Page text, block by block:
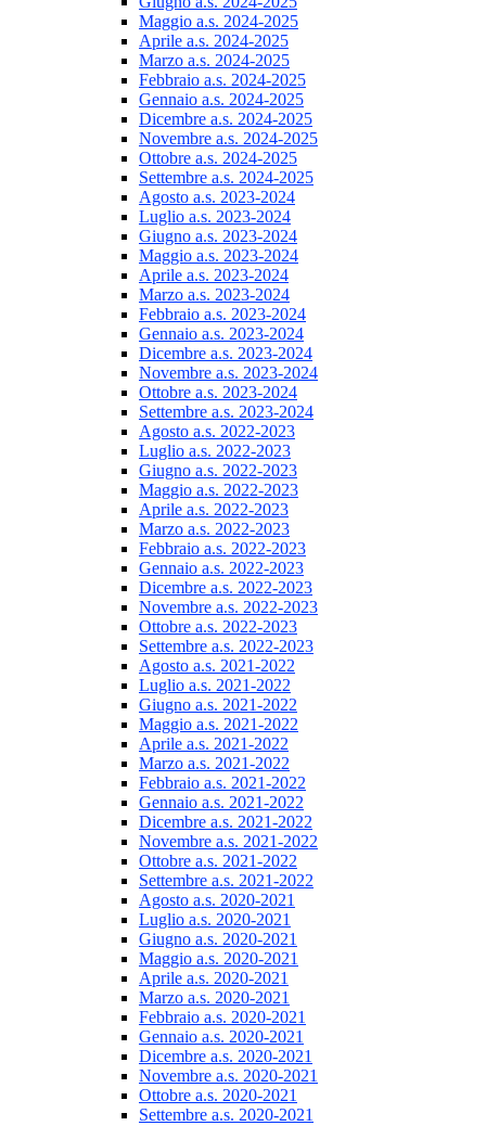
Maggio a.s. 2024-2025
Aprile a.s. 2024-2025
Marzo a.s. 2024-2025
Febbraio a.s. 2024-2025
Gennaio a.s. 2024-2025
Dicembre a.s. 2024-2025
Novembre a.s. 2024-2025
Ottobre a.s. 2024-2025
Settembre a.s. 2024-2025
Agosto a.s. 2023-2024
Luglio a.s. 2023-2024
Giugno a.s. 2023-2024
Maggio a.s. 2023-2024
Aprile a.s. 2023-2024
Marzo a.s. 2023-2024
Febbraio a.s. 2023-2024
Gennaio a.s. 2023-2024
Dicembre a.s. 2023-2024
Novembre a.s. 2023-2024
Ottobre a.s. 2023-2024
Settembre a.s. 2023-2024
Agosto a.s. 2022-2023
Luglio a.s. 2022-2023
Giugno a.s. 2022-2023
Maggio a.s. 2022-2023
Aprile a.s. 2022-2023
Marzo a.s. 2022-2023
Febbraio a.s. 2022-2023
Gennaio a.s. 2022-2023
Dicembre a.s. 2022-2023
Novembre a.s. 2022-2023
Ottobre a.s. 2022-2023
Settembre a.s. 2022-2023
Agosto a.s. 2021-2022
Luglio a.s. 2021-2022
Giugno a.s. 2021-2022
Maggio a.s. 2021-2022
Aprile a.s. 2021-2022
Marzo a.s. 2021-2022
Febbraio a.s. 2021-2022
Gennaio a.s. 2021-2022
Dicembre a.s. 2021-2022
Novembre a.s. 2021-2022
Ottobre a.s. 2021-2022
Settembre a.s. 2021-2022
Agosto a.s. 2020-2021
Luglio a.s. 2020-2021
Giugno a.s. 2020-2021
Maggio a.s. 2020-2021
Aprile a.s. 2020-2021
Marzo a.s. 2020-2021
Febbraio a.s. 2020-2021
Gennaio a.s. 2020-2021
Dicembre a.s. 2020-2021
Novembre a.s. 2020-2021
Ottobre a.s. 2020-2021
Settembre a.s. 2020-2021